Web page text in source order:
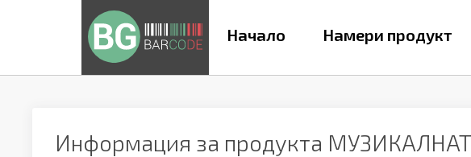
Начало Намери продукт
Информация за продукта